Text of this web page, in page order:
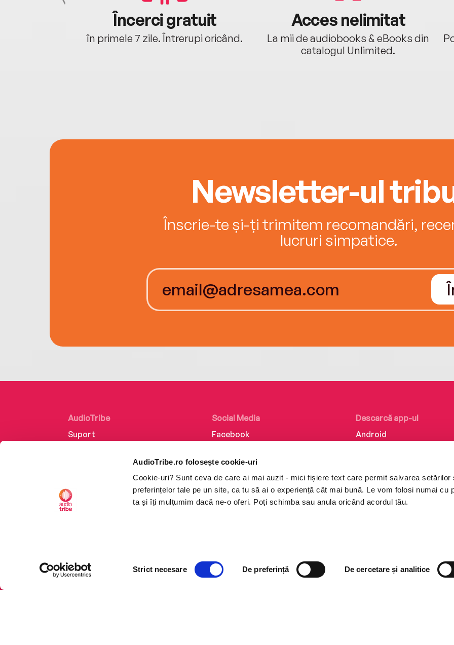
AudioTribe.ro folosește cookie-uri
Cookie-uri? Sunt ceva de care ai mai auzit - mici fișiere text care permit salvarea setărilor
preferințelor tale pe un site, ca tu să ai o experiență cât mai bună. Le vom folosi numai cu
ta și îți mulțumim dacă ne-o oferi. Poți schimba sau anula oricând acordul tău.
Strict necesare De preferință De cercetare și analitice
Încerci gratuit
în primele 7 zile. Întrerupi oricând.
Acces nelimitat
La mii de audiobooks & eBooks din
catalogul Unlimited.
Newsletter-ul
Înscrie-te și-ți trimitem recomandări,
lucruri simpatice.
AudioTribe
Suport
Retragere din comandă
Social Media
Facebook
Instagram
TikTok
Descarcă app-ul
Android